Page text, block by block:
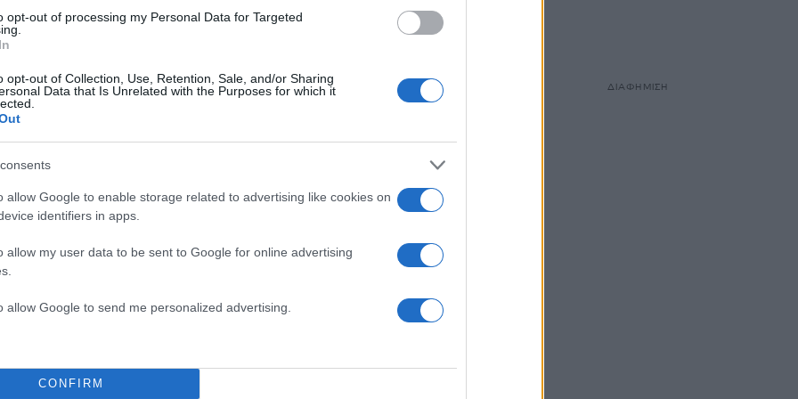
opt-out of processing my Personal Data for Targeted
opt-out of Collection, Use, Retention, Sale, and/or Sharing
Data that Is Unrelated with the Purposes for which it
allow Google to enable storage related to advertising like cookies on
identifiers in apps.
allow my user data to be sent to Google for online advertising
allow Google to send me personalized advertising.
CONFIRM
ENERGIZER με γεύση Pinacolada και Mango-
την απαγόρευση της διακίνησης και της διάθεσής
μη εγκεκριμένη ουσία.
ΕΟΦ για το CANNABIS OIL
αναφορών σχετικά με το προϊόν CANNABIS OIL
μέσω ιστοσελίδων που κοινοποιούνται στους
ηλεκτρονικών μηνυμάτων που απευθύνονται σε αυτούς
ότι το ανωτέρω προϊόν που προωθείται ως
ΔΙΑΦΗΜΙΣΗ